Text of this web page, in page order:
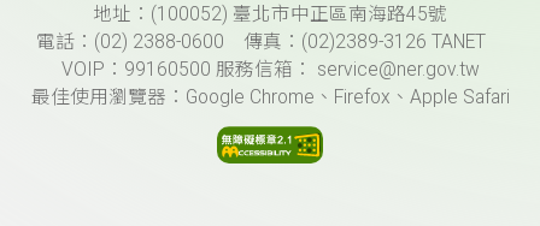
頁尾資訊地址：(100052) 臺北市中正區南海路45號
電話：(02) 2388-0600 傳真：(02)2389-3126 TANET
VOIP：99160500 服務信箱： service@ner.gov.tw
最佳使用瀏覽器：Google Chrome、Firefox、Apple Safari